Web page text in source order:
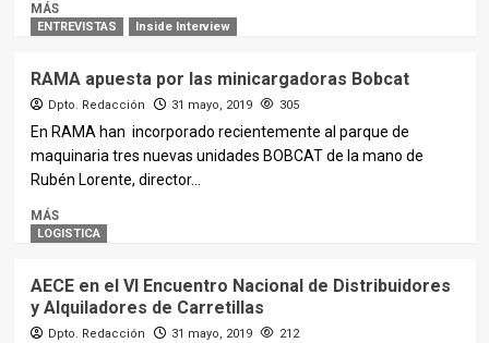
MÁS
ENTREVISTAS Inside Interview
RAMA apuesta por las minicargadoras Bobcat
Dpto. Redacción 31 mayo, 2019 305
En RAMA han incorporado recientemente al parque de
maquinaria tres nuevas unidades BOBCAT de la mano de
Rubén Lorente, director...
MÁS
LOGISTICA
AECE en el VI Encuentro Nacional de Distribuidores
y Alquiladores de Carretillas
Dpto. Redacción 31 mayo, 2019 212